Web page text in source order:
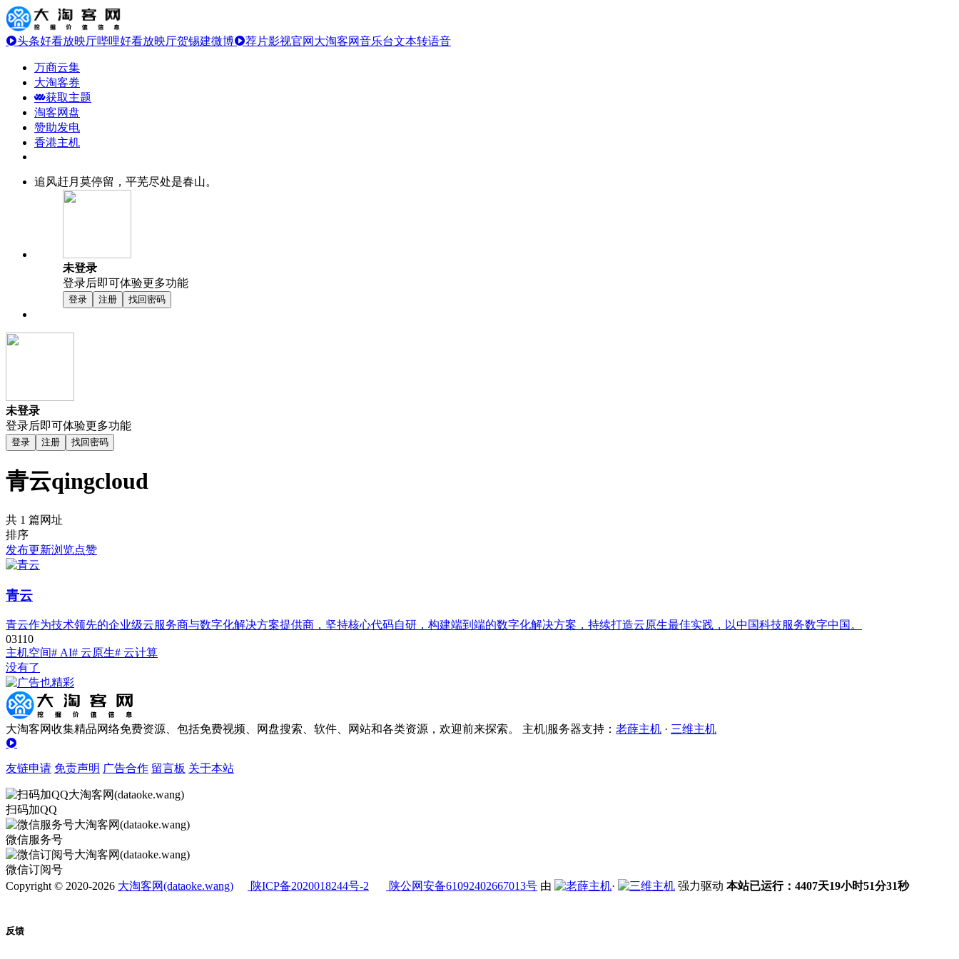
头条好看放映厅哔哩好看放映厅贺锡建微博 荐片影视官网 大淘客网音乐台文本转语音
万商云集
大淘客券
获取主题
淘客网盘
赞助发电
香港主机
追风赶月莫停留，平芜尽处是春山。
未登录
登录后即可体验更多功能
登录 注册 找回密码
未登录
登录后即可体验更多功能
登录 注册 找回密码
青云qingcloud
共 1 篇网址
排序
发布更新浏览点赞
青云
青云作为技术领先的企业级云服务商与数字化解决方案提供商，坚持核心代码自研，构建端到端的数字化解决方案，持续打造云原生最佳实践，以中国科技服务数字中国。
03110
主机空间# AI# 云原生# 云计算
没有了
大淘客网收集精品网络免费资源、包括免费视频、网盘搜索、软件、网站和各类资源，欢迎前来探索。 主机|服务器支持： 老薛主机 · 三维主机
友链申请 免责声明 广告合作 留言板 关于本站
扫码加QQ
微信服务号
微信订阅号
Copyright © 2020-2026 大淘客网(dataoke.wang) 陕ICP备2020018244号-2 陕公网安备61092402667013号 由 · 强力驱动 本站已运行：4407天19小时51分31秒
反馈